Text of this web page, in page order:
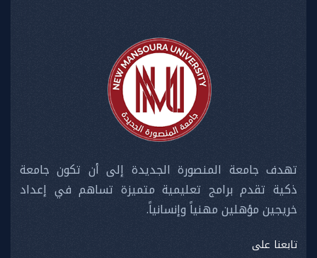
تهدف جامعة المنصورة الجديدة إلى أن تكون جامعة
ذكية تقدم برامج تعليمية متميزة تساهم في إعداد
خريجين مؤهلين مهنياً وإنسانياً.
تابعنا على